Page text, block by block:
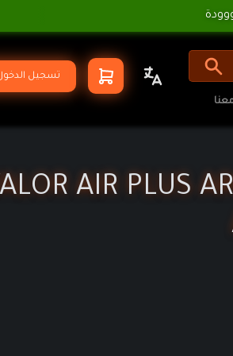
تسجيل
AIR PLUS